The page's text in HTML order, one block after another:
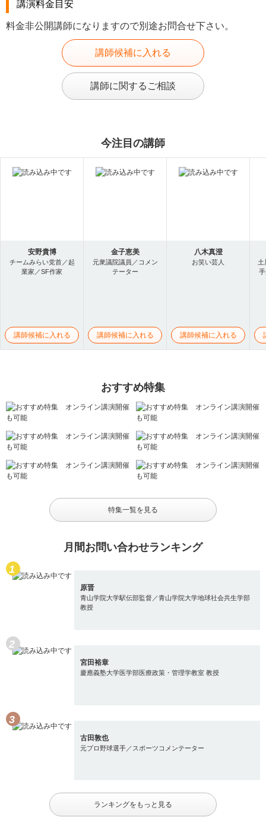
講演料金目安
料金非公開講師になりますので別途お問合せ下さい。
講師候補に入れる
講師に関するご相談
今注目の講師
安野貴博
チームみらい党首／起
業家／SF作家
講師候補に入れる
金子恵美
元衆議院議員／コメン
テーター
講師候補に入れる
八木真澄
お笑い芸人
講師候補に入れる
土
おすすめ特集
特集一覧を見る
月間お問い合わせランキング
原晋
青山学院大学駅伝部監督／青山学院大学地球社会共生学部
教授
宮田裕章
慶應義塾大学医学部医療政策・管理学教室 教授
古田敦也
元プロ野球選手／スポーツコメンテーター
ランキングをもっと見る